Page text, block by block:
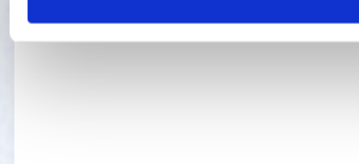
Rechten